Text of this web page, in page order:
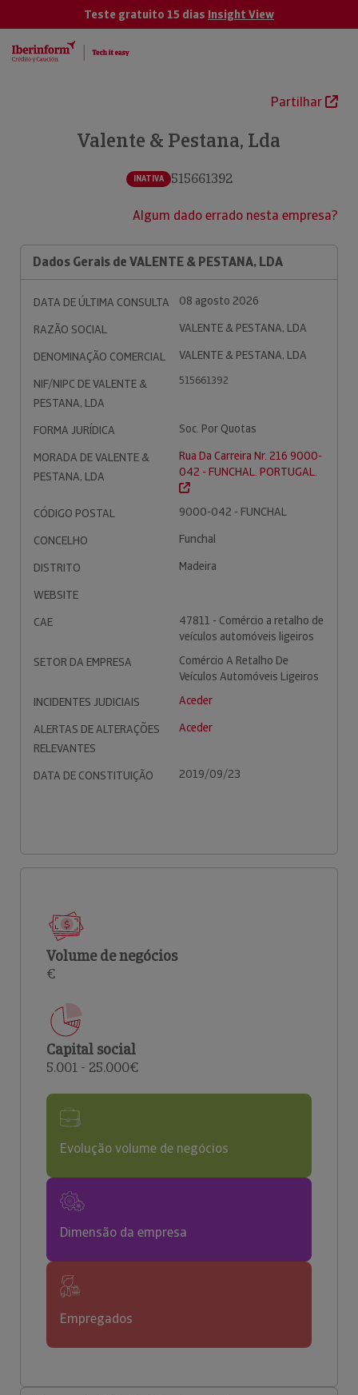
Teste gratuito 15 dias Insight View
Partilhar
Valente & Pestana, Lda
INATIVA 515661392
Algum dado errado nesta empresa?
Dados Gerais de VALENTE & PESTANA, LDA
DATA DE ÚLTIMA CONSULTA
08 agosto 2026
RAZÃO SOCIAL
VALENTE & PESTANA, LDA
DENOMINAÇÃO COMERCIAL
VALENTE & PESTANA, LDA
NIF/NIPC DE VALENTE &
PESTANA, LDA
515661392
FORMA JURÍDICA
Soc. Por Quotas
MORADA DE VALENTE &
PESTANA, LDA
Rua Da Carreira Nr. 216 9000-
042 - FUNCHAL. PORTUGAL.
CÓDIGO POSTAL
9000-042 - FUNCHAL
CONCELHO
Funchal
DISTRITO
Madeira
WEBSITE
CAE
47811 - Comércio a retalho de
veículos automóveis ligeiros
SETOR DA EMPRESA
Comércio A Retalho De
Veículos Automóveis Ligeiros
INCIDENTES JUDICIAIS
Aceder
ALERTAS DE ALTERAÇÕES
RELEVANTES
Aceder
DATA DE CONSTITUIÇÃO 2019/09/23
Volume de negócios
€
Capital social
5.001 - 25.000€
Evolução volume de negócios
Dimensão da empresa
Empregados